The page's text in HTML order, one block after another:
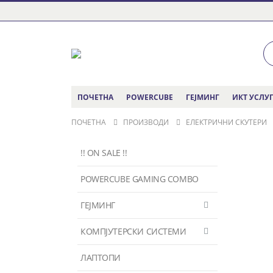
ПОЧЕТНА POWERCUBE ГЕЈМИНГ ИКТ
ПОЧЕТНА ПРОИЗВОДИ ЕЛЕКТРИЧНИ СКУТЕРИ
!! ON SALE !!
POWERCUBE GAMING COMBO
ГЕЈМИНГ
КОМПЈУТЕРСКИ СИСТЕМИ
ЛАПТОПИ